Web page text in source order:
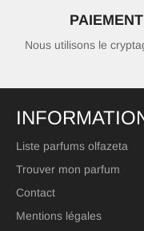
Nous utilisons le
Liste parfums olfazeta
Trouver mon parfum
Contact
Mentions légales